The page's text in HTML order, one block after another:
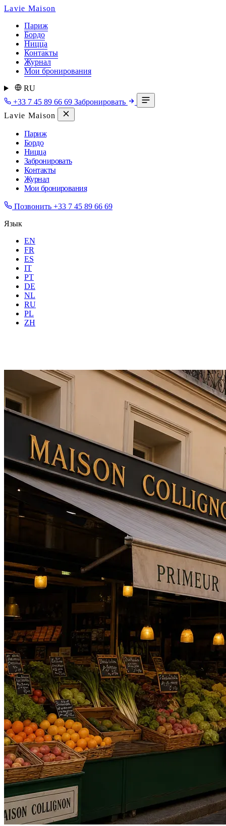
Lavie Maison
Париж
Бордо
Ницца
Контакты
Журнал
Мои бронирования
RU
+33 7 45 89 66 69 Забронировать
Lavie Maison
Париж
Бордо
Ницца
Забронировать
Контакты
Журнал
Мои бронирования
Позвонить +33 7 45 89 66 69
Язык
EN
FR
ES
IT
PT
DE
NL
RU
PL
ZH
Все
Гостей 2 гостей